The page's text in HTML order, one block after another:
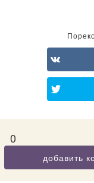
0
добавить